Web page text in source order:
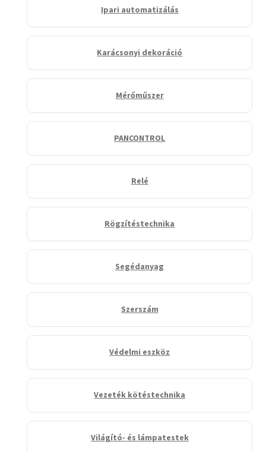
Ipari automatizálás
Karácsonyi dekoráció
Mérőműszer
PANCONTROL
Relé
Rögzítéstechnika
Segédanyag
Szerszám
Védelmi eszköz
Vezeték kötéstechnika
Világító- és lámpatestek